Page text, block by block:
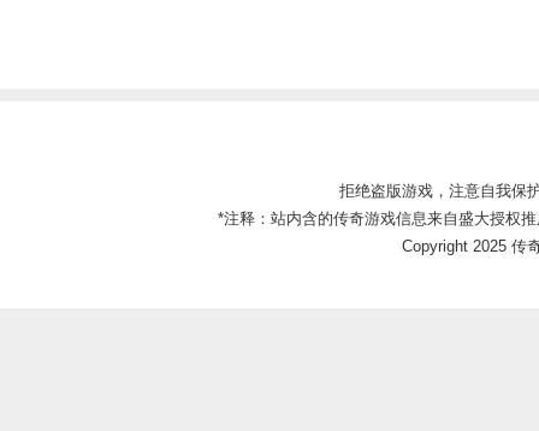
拒绝盗版游戏，注意自我保
*注释：站内含的传奇游戏信息来自盛大授权
Copyright 2025 传